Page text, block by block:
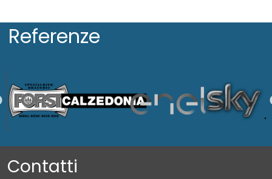
Referenze
Contatti